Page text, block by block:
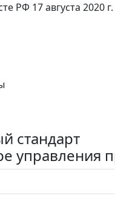
РФ 17 августа 2020 г.
стандарт
управления